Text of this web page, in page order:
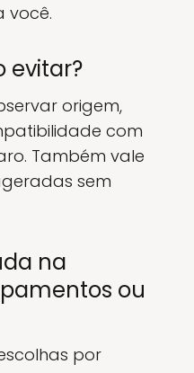
você.
evitar?
origem,
com
Também vale
sem
na
ou
por